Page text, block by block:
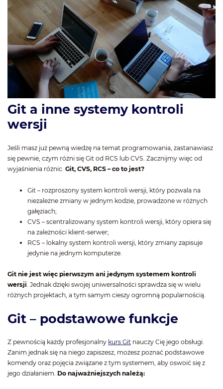
Git a inne systemy kontroli
wersji
Jeśli masz już pewną wiedzę na temat programowania, zastanawiasz
się pewnie, czym różni się Git od RCS lub CVS. Zacznijmy więc od
wyjaśnienia różnic. Git, CVS, RCS – co to jest?
Git – rozproszony system kontroli wersji, który pozwala na
niezależne zmiany w jednym kodzie, prowadzone w różnych
gałęziach;
CVS – scentralizowany system kontroli wersji, który opiera się
na zależności klient-serwer;
RCS – lokalny system kontroli wersji, który zmiany zapisuje
jedynie na jednym komputerze.
Git nie jest więc pierwszym ani jedynym systemem kontroli
wersji. Jednak dzięki swojej uniwersalności sprawdza się w wielu
różnych projektach, a tym samym cieszy ogromną popularnością.
Git – podstawowe funkcje
Z pewnością każdy profesjonalny kurs Git nauczy Cię jego obsługi.
Zanim jednak się na niego zapiszesz, możesz poznać podstawowe
komendy oraz pojęcia związane z tym systemem, aby oswoić się z
jego działaniem. Do najważniejszych należą: